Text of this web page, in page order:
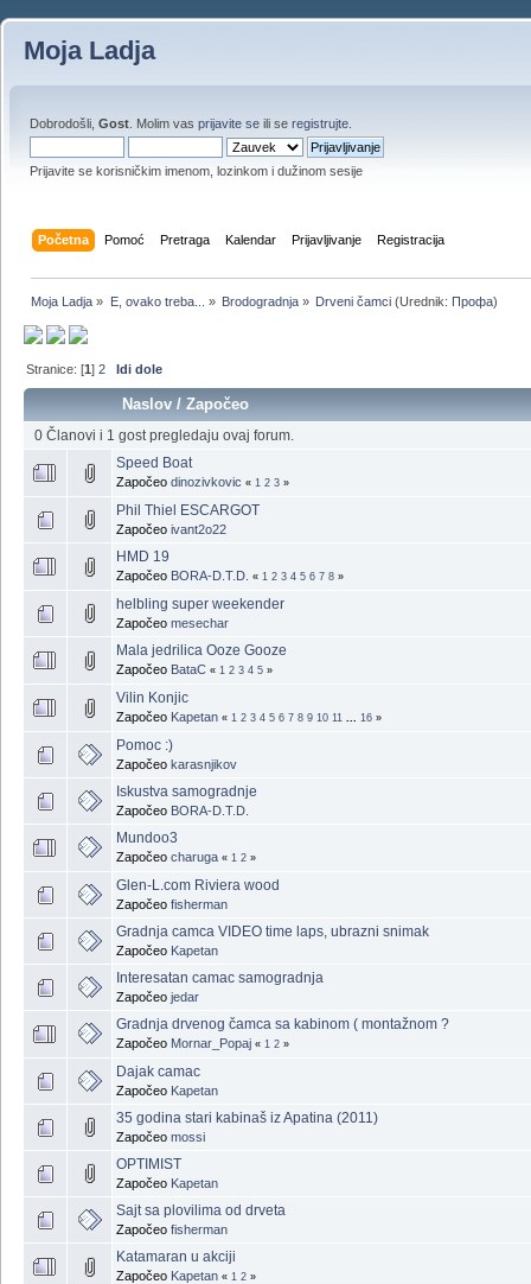
Moja Ladja
Dobrodošli, Gost . Molim vas prijavite se ili se registrujte
Prijavite se korisničkim imenom, lozinkom i dužinom sesije
Početna Pomoć Pretraga Kalendar Prijavljivanje Registracija
Moja Ladja » E, ovako treba... » Brodogradnja» Drveni čamci (Urednik: Профа)
Stranice: [1]2 Idi dole
Naslov /Započeo
0 Članovi i 1 gost pregledaju ovaj forum.
Speed Boat
Započeo dinozivkovic « 1 2 3 »
Phil Thiel ESCARGOT
Započeo ivant2o22
HMD 19
Započeo BORA-D.T.D. « 1 2 3 4 5 6 7 8 »
helbling super weekender
Započeo mesechar
Mala jedrilica Ooze Gooze
Započeo BataC « 1 2 3 4 5 »
Vilin Konjic
Započeo Kapetan « 1 2 3 4 5 6 7 8 9 10 11 16 »
Pomoc :)
Započeo karasnjikov
Iskustva samogradnje
Započeo BORA-D.T.D.
Mundoo3
Započeo charuga « 1 2 »
Glen-L.com Riviera wood
Započeo fisherman
Gradnja camca VIDEO time laps, ubrazni snimak
Započeo Kapetan
Interesatan camac samogradnja
Započeo jedar
Gradnja drvenog čamca sa kabinom ( montažnom ?
Započeo Mornar_Popaj « 1 2 »
Dajak camac
Započeo Kapetan
35 godina stari kabinaš iz Apatina (2011)
Započeo mossi
OPTIMIST
Započeo Kapetan
Sajt sa plovilima od drveta
Započeo fisherman
Katamaran u akciji
Započeo Kapetan « 1 2 »